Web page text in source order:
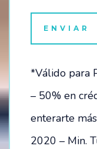
*Válido para
– 50% en
enterarte
2020 – Min.